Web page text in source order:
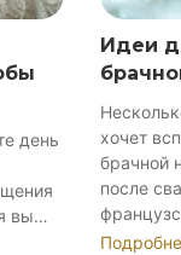
день
вы…
Идеи
хочет
брачной
после